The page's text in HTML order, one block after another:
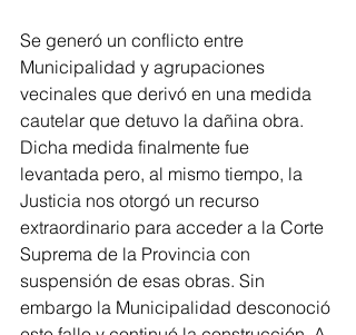
Se generó un conflicto entre
Municipalidad y agrupaciones
vecinales que derivó en una medida
cautelar que detuvo la dañina obra.
Dicha medida finalmente fue
levantada pero, al mismo tiempo, la
Justicia nos otorgó un recurso
extraordinario para acceder a la Corte
Suprema de la Provincia con
suspensión de esas obras. Sin
embargo la Municipalidad desconoció